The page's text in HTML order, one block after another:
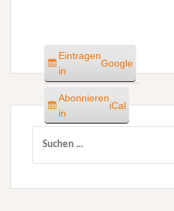
Eintragen
in
Google
Abonnieren
in
iCal